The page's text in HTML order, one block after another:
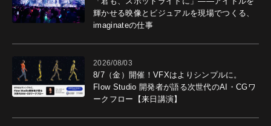
輝かせる映像とビジュアルを現場でつくる、
imaginateの仕事
2026/08/03
8/7（金）開催！VFXはよりシンプルに。
Flow Studio 開発者が語る次世代のAI・CGワ
ークフロー【来日講演】